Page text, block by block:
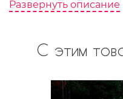
Развернуть описание
С этим